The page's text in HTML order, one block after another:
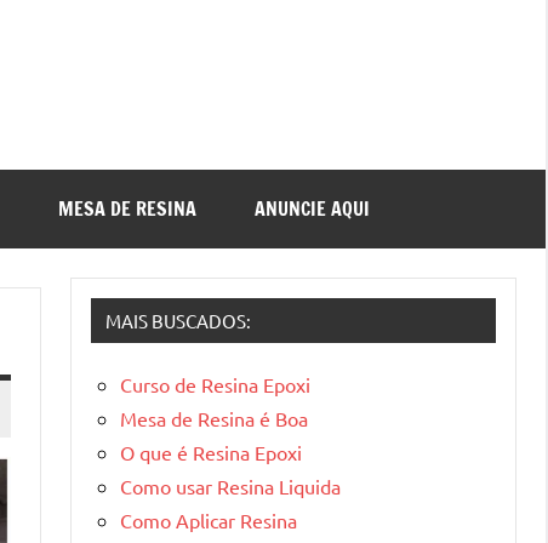
MESA DE RESINA ANUNCIE AQUI
MAIS BUSCADOS:
Curso de Resina Epoxi
Mesa de Resina é Boa
O que é Resina Epoxi
Como usar Resina Liquida
Como Aplicar Resina